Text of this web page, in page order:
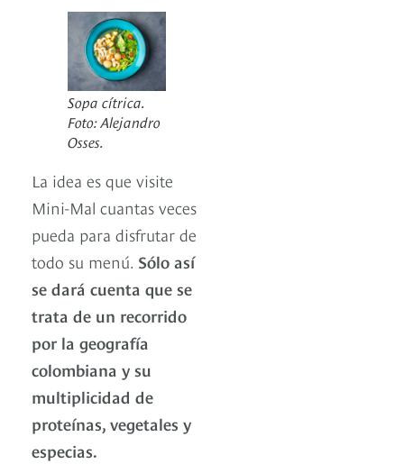
Sopa cítrica.
Foto: Alejandro
Osses.
La idea es que visite
Mini-Mal cuantas veces
pueda para disfrutar de
todo su menú. Sólo así
se dará cuenta que se
trata de un recorrido
por la geografía
colombiana y su
multiplicidad de
proteínas, vegetales y
especias.